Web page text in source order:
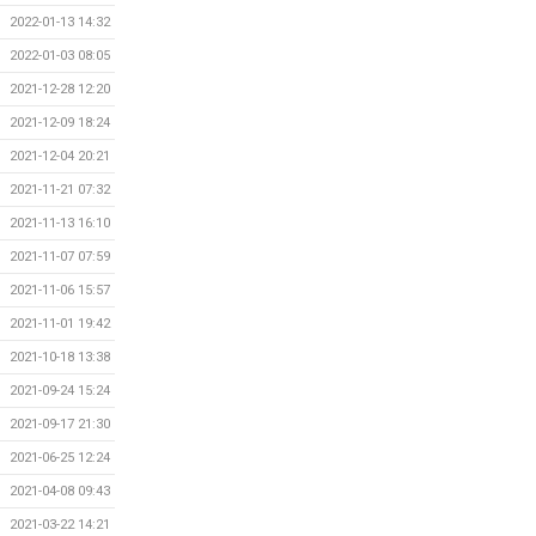
2022-01-13 14:32
2022-01-03 08:05
2021-12-28 12:20
2021-12-09 18:24
2021-12-04 20:21
2021-11-21 07:32
2021-11-13 16:10
2021-11-07 07:59
2021-11-06 15:57
2021-11-01 19:42
2021-10-18 13:38
2021-09-24 15:24
2021-09-17 21:30
2021-06-25 12:24
2021-04-08 09:43
2021-03-22 14:21